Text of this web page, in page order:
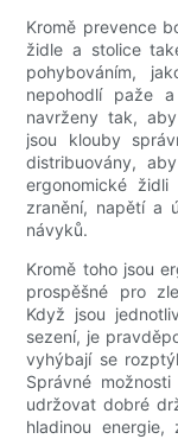
Kromě prevence
židle a stolice
pohybováním,
nepohodlí paže
navrženy tak,
jsou klouby
distribuovány,
ergonomické židli
zranění, napětí a
návyků.
Kromě toho jsou
prospěšné pro
Když jsou
sezení, je
vyhýbají se
Správné
udržovat dobré
hladinou energie,